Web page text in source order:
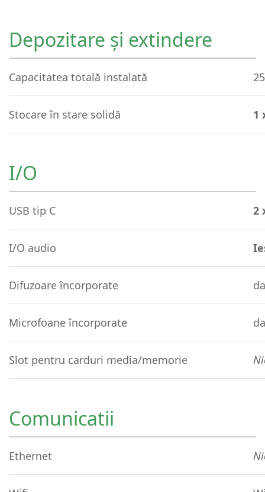
Depozitare și extindere
Capacitatea totală instalată
Stocare în stare solidă 1
I/O
USB tip C 2
I/O audio
Difuzoare încorporate da
Microfoane încorporate da
Slot pentru carduri media/memorie
Comunicatii
Ethernet